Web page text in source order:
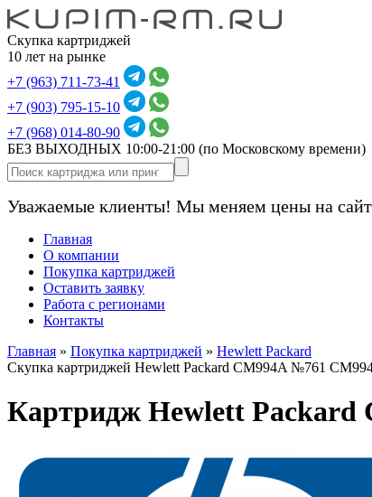
Скупка картриджей
10 лет на рынке
+7 (963) 711-73-41
+7 (903) 795-15-10
+7 (968) 014-80-90
БЕЗ ВЫХОДНЫХ 10:00-21:00 (по Московскому времени)
Уважаемые клиенты! Мы меняем цены на
Главная
О компании
Покупка картриджей
Оставить заявку
Работа с регионами
Контакты
Главная » Покупка картриджей » Hewlett Packard
Скупка картриджей Hewlett Packard CM994A №761
Картридж Hewlett Packard